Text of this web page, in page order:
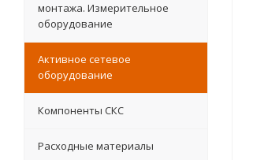
монтажа. Измерительное
оборудование
Активное сетевое
оборудование
Компоненты СКС
Расходные материалы